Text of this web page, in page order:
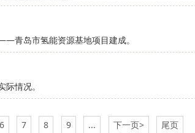
青岛市氢能资源基地项目建成。
情况。
6 7 8 9 ... 下一页> 尾页